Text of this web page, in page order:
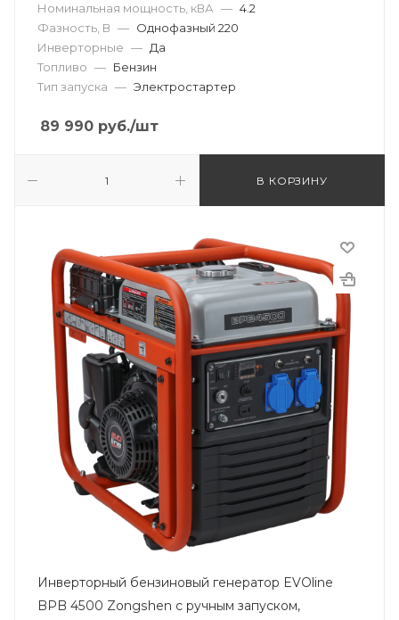
Номинальная мощность, кВА — 4.2
Фазность, В — Однофазный 220
Инверторные — Да
Топливо — Бензин
Тип запуска — Электростартер
89 990 руб./шт
В КОРЗИНУ
Инверторный бензиновый генератор EVOline
BPB 4500 Zongshen с ручным запуском,